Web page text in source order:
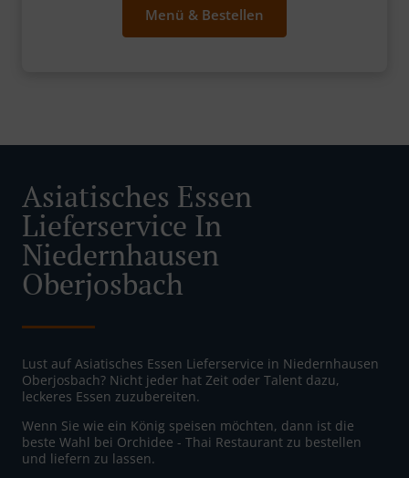
Menü & Bestellen
Asiatisches Essen
Lieferservice In
Niedernhausen
Oberjosbach
Lust auf Asiatisches Essen Lieferservice in Niedernhausen
Oberjosbach? Nicht jeder hat Zeit oder Talent dazu,
leckeres Essen zuzubereiten.
Wenn Sie wie ein König speisen möchten, dann ist die
beste Wahl bei Orchidee - Thai Restaurant zu bestellen
und liefern zu lassen.